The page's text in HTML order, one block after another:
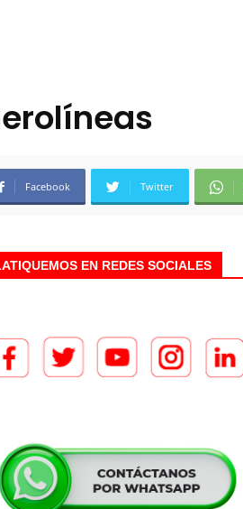
Facebook Twitter
EN REDES SOCIALES